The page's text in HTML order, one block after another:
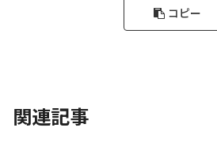
コピー
関連記事